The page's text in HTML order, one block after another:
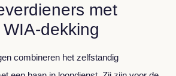
met
dekking
combineren het zelfstandig